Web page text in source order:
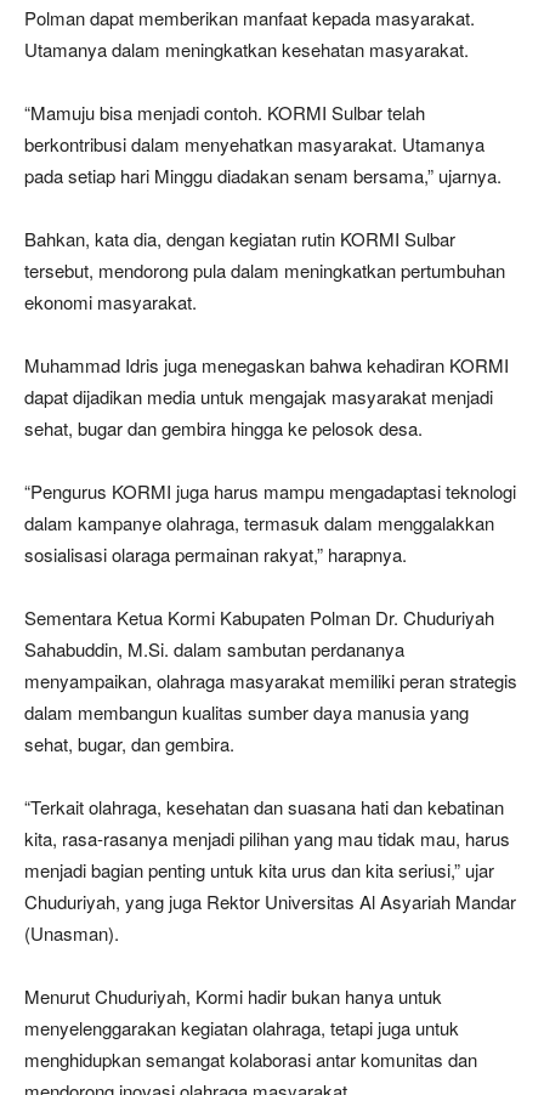
Polman dapat memberikan manfaat kepada masyarakat.
Utamanya dalam meningkatkan kesehatan masyarakat.
“Mamuju bisa menjadi contoh. KORMI Sulbar telah
berkontribusi dalam menyehatkan masyarakat. Utamanya
pada setiap hari Minggu diadakan senam bersama,” ujarnya.
Bahkan, kata dia, dengan kegiatan rutin KORMI Sulbar
tersebut, mendorong pula dalam meningkatkan pertumbuhan
ekonomi masyarakat.
Muhammad Idris juga menegaskan bahwa kehadiran KORMI
dapat dijadikan media untuk mengajak masyarakat menjadi
sehat, bugar dan gembira hingga ke pelosok desa.
“Pengurus KORMI juga harus mampu mengadaptasi teknologi
dalam kampanye olahraga, termasuk dalam menggalakkan
sosialisasi olaraga permainan rakyat,” harapnya.
Sementara Ketua Kormi Kabupaten Polman Dr. Chuduriyah
Sahabuddin, M.Si. dalam sambutan perdananya
menyampaikan, olahraga masyarakat memiliki peran strategis
dalam membangun kualitas sumber daya manusia yang
sehat, bugar, dan gembira.
“Terkait olahraga, kesehatan dan suasana hati dan kebatinan
kita, rasa-rasanya menjadi pilihan yang mau tidak mau, harus
menjadi bagian penting untuk kita urus dan kita seriusi,” ujar
Chuduriyah, yang juga Rektor Universitas Al Asyariah Mandar
(Unasman).
Menurut Chuduriyah, Kormi hadir bukan hanya untuk
menyelenggarakan kegiatan olahraga, tetapi juga untuk
menghidupkan semangat kolaborasi antar komunitas dan